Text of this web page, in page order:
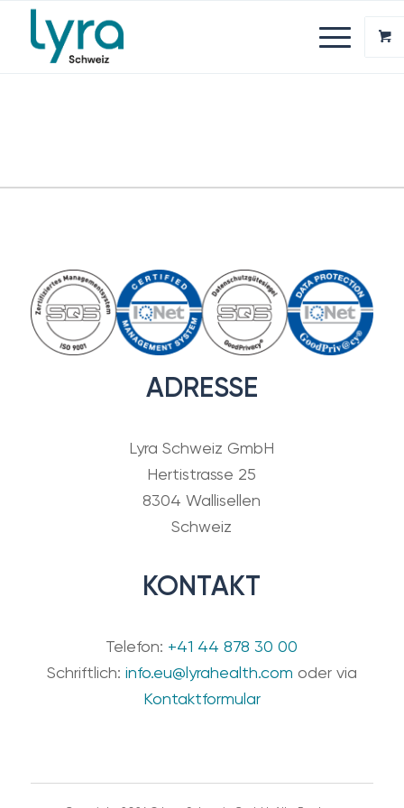
ADRESSE
Lyra Schweiz GmbH
Hertistrasse 25
8304 Wallisellen
Schweiz
KONTAKT
Telefon: +41 44 878 30 00
Schriftlich: info.eu@lyrahealth.com oder via
Kontaktformular